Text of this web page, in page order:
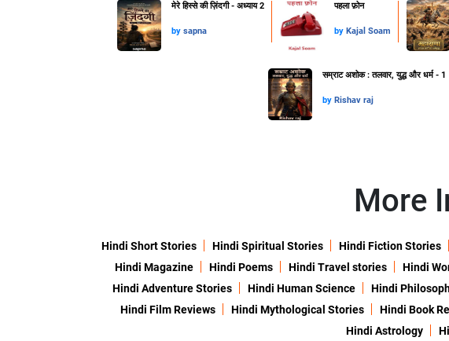
मेरे हिस्से की ज़िंदगी - अध्याय 2
by sapna
पहला फ़ोन
by Kajal Soam
सम्राट अशोक : तलवार, युद्ध और धर्म - 1
by Rishav raj
More
Hindi Short Stories Hindi Spiritual Stories Hindi Fiction Stories
Hindi Magazine
Hindi Poems Hindi Travel stories Hindi
Hindi Adventure Stories
Hindi Human Science Hindi
Hindi Film Reviews
Hindi Mythological Stories Hindi Book
Hindi Astrology